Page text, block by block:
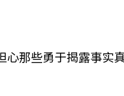
那些勇于揭露事实